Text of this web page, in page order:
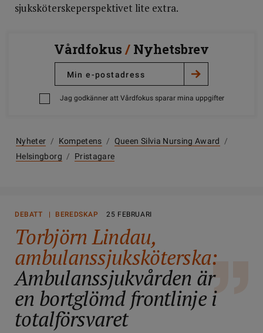
sjuksköterskeperspektivet lite extra.
Vårdfokus / Nyhetsbrev
Jag godkänner att Vårdfokus sparar mina uppgifter
Nyheter / Kompetens / Queen Silvia Nursing Award
/
Helsingborg / Pristagare
DEBATT | BEREDSKAP 25 FEBRUARI
Torbjörn Lindau,
ambulanssjuksköterska:
Ambulanssjukvården är
en bortglömd frontlinje i
totalförsvaret